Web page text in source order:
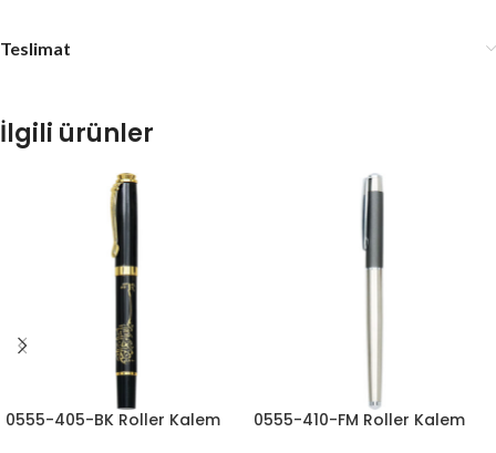
Teslimat
İlgili ürünler
0555-405-BK Roller Kalem 0555-410-FM Roller Kalem